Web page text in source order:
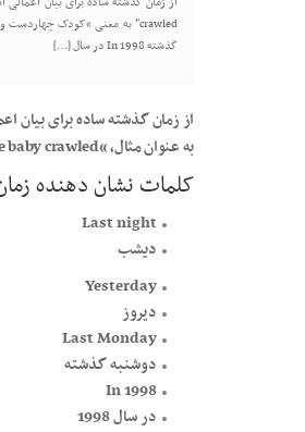
گذشته In 1998 در سال […]
از زمان گذشته ساده برای بیان
به عنوان مثال، “The baby crawled” به معنی “کودک چهاردست و پا رفت.”
کلمات نشان دهنده
Last night
دیشب
Yesterday
دیروز
Last Monday
دوشنبه گذشته
In 1998
در سال 1998